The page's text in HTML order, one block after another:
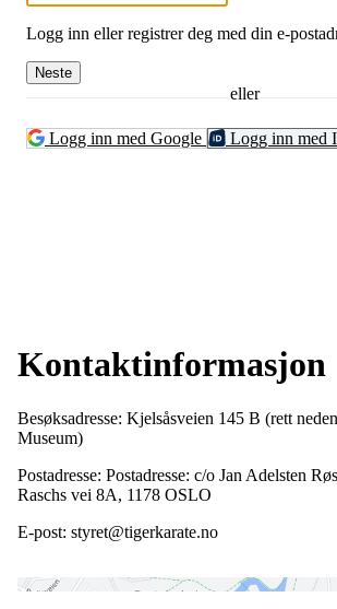
Logg inn eller registrer deg med din e-
Neste
eller
Logg inn med Google Logg inn med
Kontaktinformasjon
Besøksadresse: Kjelsåsveien 145 B (rett
Museum)
Postadresse: Postadresse: c/o Jan Adelsten
Raschs vei 8A, 1178 OSLO
E-post: styret@tigerkarate.no